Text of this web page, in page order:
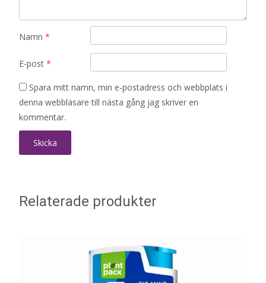
Namn *
E-post *
Spara mitt namn, min e-postadress och webbplats i
denna webbläsare till nästa gång jag skriver en
kommentar.
Relaterade produkter